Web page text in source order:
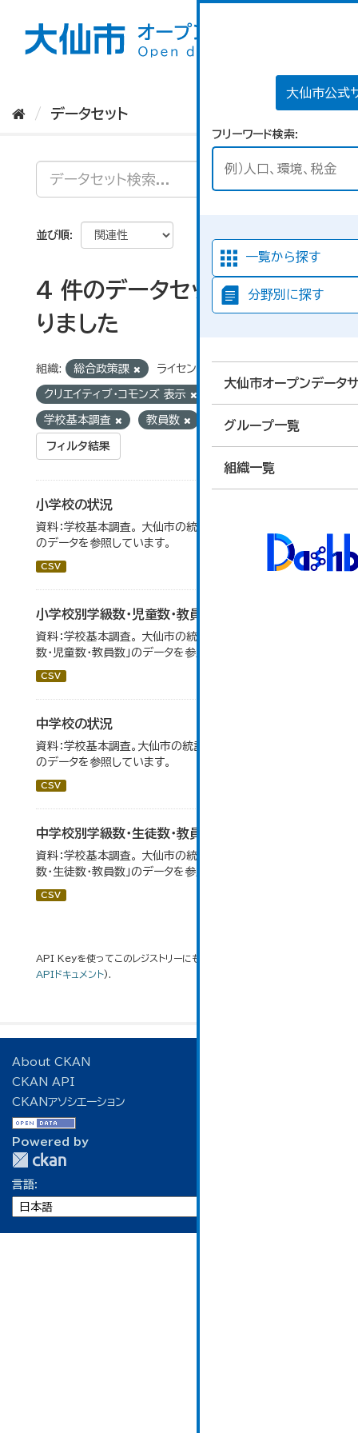
大仙市公式
フリーワード検索
一覧から探す
分野別に探す
大仙市オープンデータ
グループ一覧
組織一覧
データセット
並び順
4 件のデータセットが見つか
りました
組織: 総合政策課 ライセンス:
クリエイティブ・コモンズ 表示
学校基本調査 教員数
フィルタ結果
小学校の状況
資料：学校基本調査。 大仙市の統計「14-3 小学校の状況」
のデータを参照しています。
CSV
小学校別学級数・児童数・教員数
資料：学校基本調査。 大仙市の統計「14-4 小学校別学級
数・児童数・教員数」のデータを参照しています。
CSV
中学校の状況
資料：学校基本調査。大仙市の統計「14-5 中学校の状況」
のデータを参照しています。
CSV
中学校別学級数・生徒数・教員数
資料：学校基本調査。 大仙市の統計「14-6 中学校別学級
数・生徒数・教員数」のデータを参照しています。
CSV
API Keyを使ってこのレジストリーにもアクセス可能です
APIドキュメント).
About CKAN
CKAN API
CKANアソシエーション
Powered by
言語